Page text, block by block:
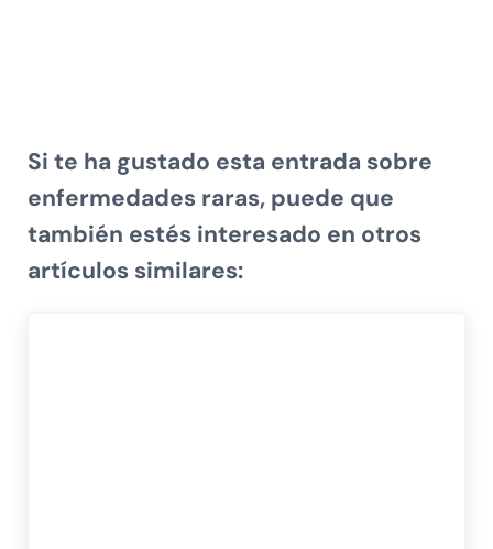
Si te ha gustado esta entrada sobre
enfermedades raras, puede que
también estés interesado en otros
artículos similares: